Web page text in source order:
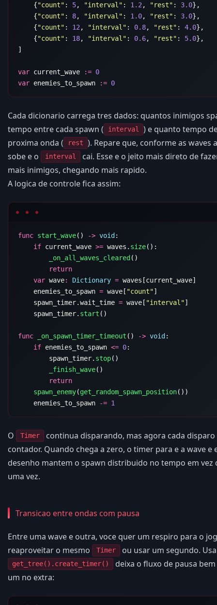
    {
"count" : 5, "interval" : 1.2 , "rest" : 3.0
    {
"count" : 8, "interval" : 1.0, "rest" : 3.0
    {
"count" : 12 , "interval" : 0.8, "rest" : 4.0
    {
"count" : 18, "interval" : 0.6, "rest" : 5.0
var current_wave :=
var enemies_to_spawn :=
Cada dicionario carrega tres dados: quantos inimigos
tempo entre cada spawn (
interval
) e quanto tempo
proxima onda (
rest
). Repare que, conforme as waves
sobe e o
interval
cai. Esse e o jeito mais direto de
mais inimigos, chegando mais rapido.
A logica de controle fica assim:
func start_wave() -> void
    if
current_wave >= waves. size
        _on_all_waves_cleared
    var
wave: Dictionary =
    enemies_to_spawn
= wave[ "count"
    spawn_timer.wait_time
= wave[ "interval"
    spawn_timer.
start
func _on_spawn_timer_timeout () -> void
    if
enemies_to_spawn <= 0
        spawn_timer.
stop
        _finish_wave
    spawn_enemy
(get_random_spawn_position
    enemies_to_spawn
-=
O Timer
continua disparando, mas agora cada
contador. Quando chega a zero, o timer para e a wave e
desenho mantem o spawn distribuido no tempo em vez
uma vez.
Transicao entre ondas com pausa
Entre uma wave e outra, voce quer um respiro para o
reaproveitar o mesmo
Timer ou usar um segundo.
get_tree().create_timer()
deixa o fluxo de pausa
um no extra: